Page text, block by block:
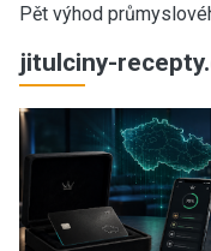
Pět výhod
jitulciny-